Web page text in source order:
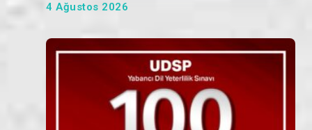
4 Ağustos 2026